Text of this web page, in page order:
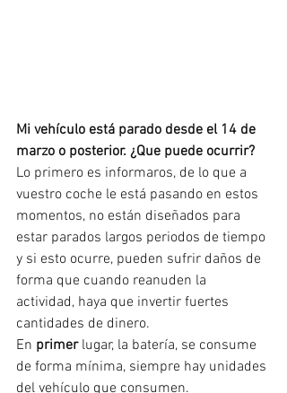
Mi vehículo está parado desde el 14 de
marzo o posterior. ¿Que puede ocurrir?
Lo primero es informaros, de lo que a
vuestro coche le está pasando en estos
momentos, no están diseñados para
estar parados largos periodos de tiempo
y si esto ocurre, pueden sufrir daños de
forma que cuando reanuden la
actividad, haya que invertir fuertes
cantidades de dinero.
En primer lugar, la batería, se consume
de forma mínima, siempre hay unidades
del vehículo que consumen.